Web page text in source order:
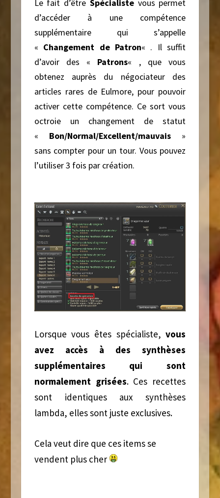
Le fait d’être Spécialistevous permet
d’accéder à une compétence
supplémentaire qui s’appelle
« Changement de Patron« . Il suffit
d’avoir des « Patrons« , que vous
obtenez auprès du négociateur des
articles rares de Eulmore, pour pouvoir
activer cette compétence. Ce sort vous
octroie un changement de statut
« Bon/Normal/Excellent/mauvais»
sans compter pour un tour. Vous pouvez
l’utiliser 3 fois par création.
Lorsque vous êtes spécialiste, vous
avez accès à des synthèses
supplémentaires qui sont
normalement grisées. Ces recettes
sont identiques aux synthèses
lambda, elles sont juste exclusives.
Cela veut dire que ces items se
vendent plus cher